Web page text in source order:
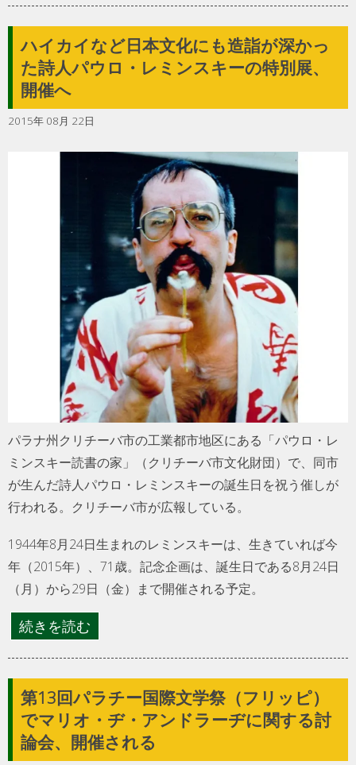
ハイカイなど日本文化にも造詣が深かっ
た詩人パウロ・レミンスキーの特別展、
開催へ
2015年 08月 22日
パラナ州クリチーバ市の工業都市地区にある「パウロ・レ
ミンスキー読書の家」（クリチーバ市文化財団）で、同市
が生んだ詩人パウロ・レミンスキーの誕生日を祝う催しが
行われる。クリチーバ市が広報している。
1944年8月24日生まれのレミンスキーは、生きていれば今
年（2015年）、71歳。記念企画は、誕生日である8月24日
（月）から29日（金）まで開催される予定。
続きを読む
第13回パラチー国際文学祭（フリッピ）
でマリオ・ヂ・アンドラーヂに関する討
論会、開催される